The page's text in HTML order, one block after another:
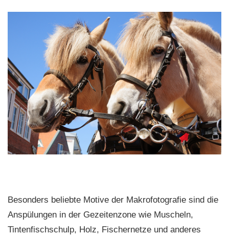
Besonders beliebte Motive der Makrofotografie sind die
Anspülungen in der Gezeitenzone wie Muscheln,
Tintenfischschulp, Holz, Fischernetze und anderes